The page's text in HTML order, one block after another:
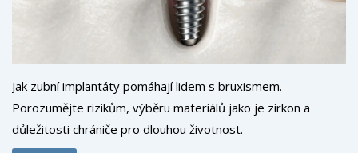
Jak zubní implantáty pomáhají lidem s bruxismem.
Porozumějte rizikům, výběru materiálů jako je zirkon a
důležitosti chrániče pro dlouhou životnost.